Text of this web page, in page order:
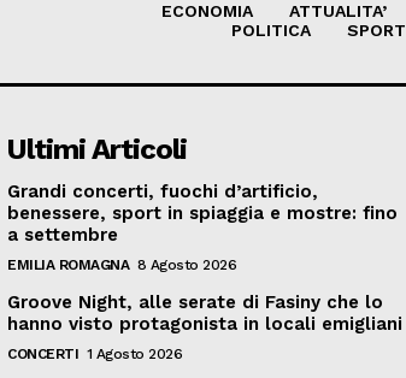
ECONOMIA ATTUALITA’
POLITICA
SPORT
Ultimi Articoli
Grandi concerti, fuochi d’artificio,
benessere, sport in spiaggia e mostre: fino
a settembre
EMILIA ROMAGNA 8 Agosto 2026
Groove Night, alle serate di Fasiny che lo
hanno visto protagonista in locali emigliani
CONCERTI 1 Agosto 2026